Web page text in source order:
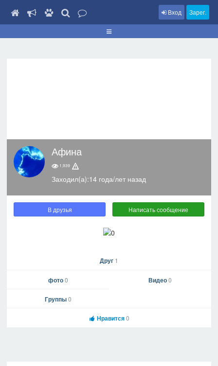
Вход Зарег.
Афина
1,939
Заходил(а):14 года/лет назад
В друзья Написать сообщение
Друг 1
фото0 Видео0
Группы0
Нравится0